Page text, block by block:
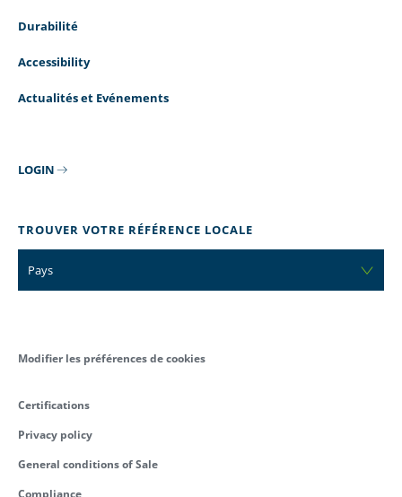
Durabilité
Accessibility
Actualités et Evénements
LOGIN
TROUVER VOTRE RÉFÉRENCE LOCALE
Pays
Modifier les préférences de cookies
Certifications
Privacy policy
General conditions of Sale